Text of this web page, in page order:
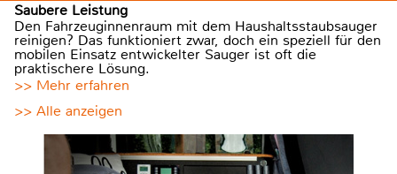
Saubere Leistung
Den Fahrzeuginnenraum mit dem Haushaltsstaubsauger
reinigen? Das funktioniert zwar, doch ein speziell für den
mobilen Einsatz entwickelter Sauger ist oft die
praktischere Lösung.
>> Mehr erfahren
>> Alle anzeigen